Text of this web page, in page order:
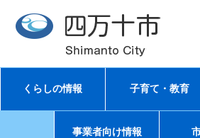
先
す
を
し
くらしの情報 子育て・教育
事業者向け情報